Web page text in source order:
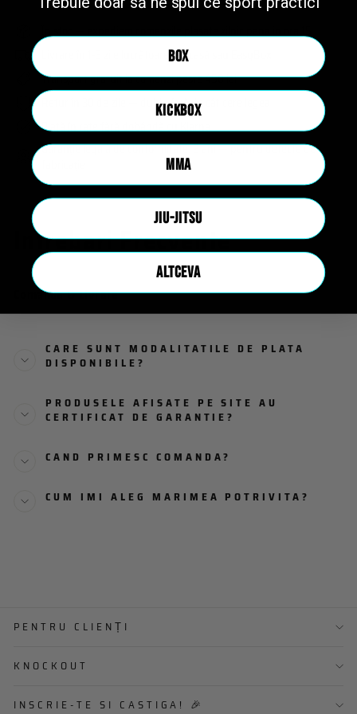
Livrare în 1-3 zile lucrătoare — acasă sau EasyBox
Transport gratuit la comenzi peste 450 lei
Retur în 30 de zile — dublu față de cât cere legea
Plată în rate fără dobândă cu Klarna
Garanție legală de conformitate: 2 ani — pentru defecte de
Intrebari Frecvente
Comanda & Livrare
CARE SUNT MODALITATILE DE PLATA
DISPONIBILE?
PRODUSELE AFISATE PE SITE AU
CERTIFICAT DE GARANTIE?
CAND PRIMESC COMANDA?
CUM IMI ALEG MARIMEA POTRIVITA?
PENTRU CLIENȚI
KNOCKOUT
INSCRIE-TE SI CASTIGA! 🎉
BOX
KICKBOX
MMA
JIU-JITSU
ALTCEVA